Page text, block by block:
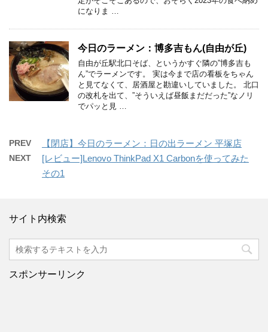
になりま …
今日のラーメン：博多吉もん(自由が丘)
自由が丘駅北口そば、というかすぐ隣の”博多吉も
ん”でラーメンです。 実は今まで店の看板をちゃん
と見てなくて、居酒屋と勘違いしていました。 北口
の改札を出て、”そういえば昼飯まだだった”なノリ
でパッと見 …
PREV 【閉店】今日のラーメン：日の出ラーメン 平塚店
NEXT
[レビュー]Lenovo ThinkPad X1 Carbonを使ってみた
その1
サイト内検索
スポンサーリンク